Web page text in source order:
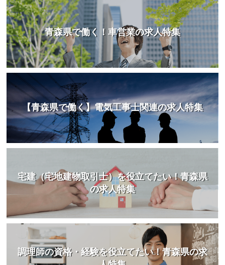
青森県で働く！車営業の求人特集
【青森県で働く】電気工事士関連の求人特集
宅建（宅地建物取引士）を役立てたい！青森県
の求人特集
調理師の資格・経験を役立てたい！青森県の求